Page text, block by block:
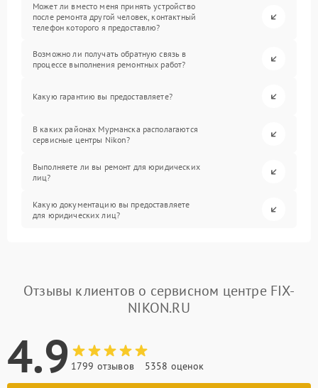
Может ли вместо меня принять устройство
после ремонта другой человек, контактный
телефон которого я предоставлю?
Возможно ли получать обратную связь в
процессе выполнения ремонтных работ?
Какую гарантию вы предоставляете?
В каких районах Мурманска располагаются
сервисные центры Nikon?
Выполняете ли вы ремонт для юридических
лиц?
Какую документацию вы предоставляете
для юридических лиц?
Отзывы клиентов о сервисном центре FIX-
NIKON.RU
4.9 1799 отзывов 5358 оценок